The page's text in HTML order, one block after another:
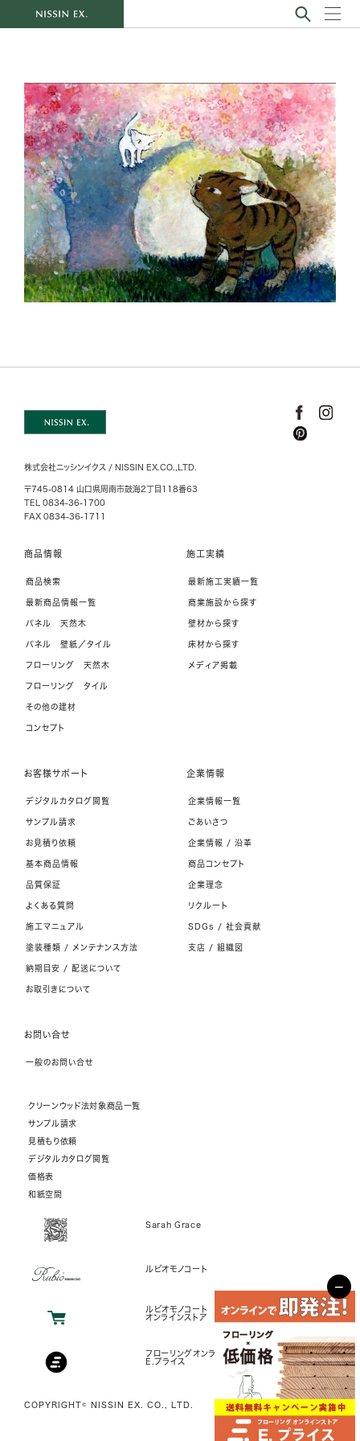
株式会社ニッシンイクス / NISSIN EX.CO.,LTD.
〒745-0814 山口県周南市鼓海2丁目118番63
TEL 0834-36-1700
FAX 0834-36-1711
商品情報
商品検索
最新商品情報一覧
パネル 天然木
パネル 壁紙／タイル
フローリング 天然木
フローリング タイル
その他の建材
コンセプト
施工実績
最新施工実績一覧
商業施設から探す
壁材から探す
床材から探す
メディア掲載
お客様サポート
デジタルカタログ閲覧
サンプル請求
お見積り依頼
基本商品情報
品質保証
よくある質問
施工マニュアル
塗装種類 / メンテナンス方法
納期目安 / 配送について
お取引きについて
企業情報
企業情報一覧
ごあいさつ
企業情報 / 沿革
商品コンセプト
企業理念
リクルート
SDGs / 社会貢献
支店 / 組織図
お問い合せ
一般のお問い合せ
クリーンウッド法対象商品一覧
サンプル請求
見積もり依頼
デジタルカタログ閲覧
価格表
和紙空間
Sarah Grace
ルビオモノコート
ルビオモノコート
オンラインストア
フローリングオンラインストア
E.プライス
COPYRIGHT© NISSIN EX. CO., LTD.
−